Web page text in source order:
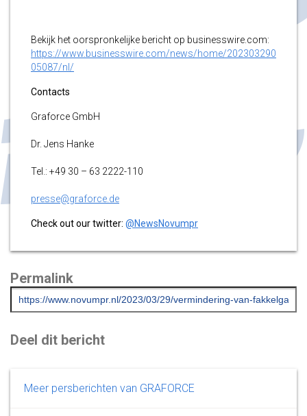
Bekijk het oorspronkelijke bericht op businesswire.com:
https://www.businesswire.com/news/home/202303290
05087/nl/
Contacts
Graforce GmbH
Dr. Jens Hanke
Tel.: +49 30 – 63 2222-110
presse@graforce.de
Check out our twitter: @NewsNovumpr
Permalink
Deel dit bericht
Meer persberichten van GRAFORCE